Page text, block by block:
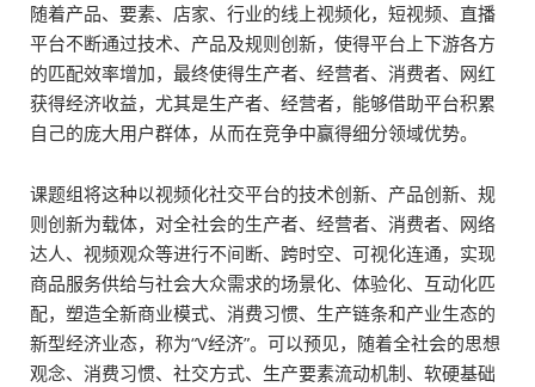
随着产品、要素、店家、行业的线上视频化，短视频、直播
平台不断通过技术、产品及规则创新，使得平台上下游各方
的匹配效率增加，最终使得生产者、经营者、消费者、网红
获得经济收益，尤其是生产者、经营者，能够借助平台积累
自己的庞大用户群体，从而在竞争中赢得细分领域优势。
课题组将这种以视频化社交平台的技术创新、产品创新、规
则创新为载体，对全社会的生产者、经营者、消费者、网络
达人、视频观众等进行不间断、跨时空、可视化连通，实现
商品服务供给与社会大众需求的场景化、体验化、互动化匹
配，塑造全新商业模式、消费习惯、生产链条和产业生态的
新型经济业态，称为“V经济”。可以预见，随着全社会的思想
观念、消费习惯、社交方式、生产要素流动机制、软硬基础